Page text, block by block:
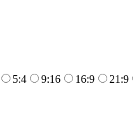
5:4 9:16 16:9
21:9